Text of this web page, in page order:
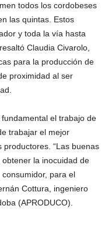
todos los cordobeses
las quintas. Estos
y toda la vía hasta
Claudia Civarolo,
para la producción de
proximidad al ser
el trabajo de
trabajar el mejor
“Las buenas
la inocuidad de
para el
Cottura, ingeniero
(APRODUCO).